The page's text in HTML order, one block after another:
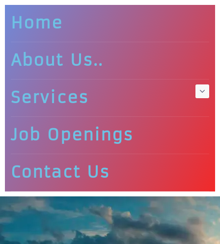
Home
About Us..
Services
Job Openings
Contact Us